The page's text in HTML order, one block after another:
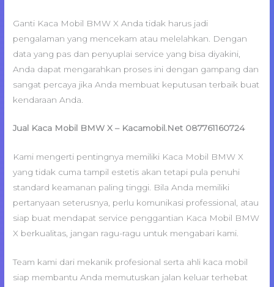
Ganti Kaca Mobil BMW X Anda tidak harus jadi
pengalaman yang mencekam atau melelahkan. Dengan
data yang pas dan penyuplai service yang bisa diyakini,
Anda dapat mengarahkan proses ini dengan gampang dan
sangat percaya jika Anda membuat keputusan terbaik buat
kendaraan Anda.
Jual Kaca Mobil BMW X – Kacamobil.Net 087761160724
Kami mengerti pentingnya memiliki Kaca Mobil BMW X
yang tidak cuma tampil estetis akan tetapi pula penuhi
standard keamanan paling tinggi. Bila Anda memiliki
pertanyaan seterusnya, perlu komunikasi professional, atau
siap buat mendapat service penggantian Kaca Mobil BMW
X berkualitas, jangan ragu-ragu untuk mengabari kami.
Team kami dari mekanik profesional serta ahli kaca mobil
siap membantu Anda memutuskan jalan keluar terhebat